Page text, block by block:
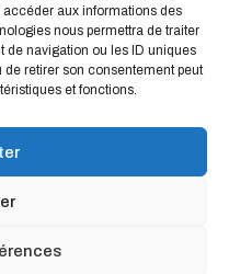
aux informations des
nous permettra de traiter
de navigation ou les ID uniques
de retirer son consentement peut
et fonctions.